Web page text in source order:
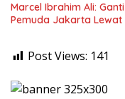
Marcel Ibrahim Ali:
Pemuda Jakarta Lewat
Post Views: 141